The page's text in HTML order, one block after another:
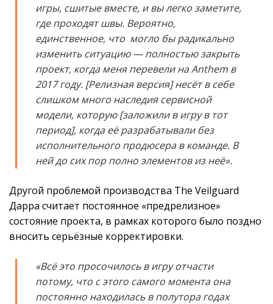
игры, сшитые вместе, и вы легко заметите,
где проходят швы. Вероятно,
единственное, что могло бы радикально
изменить ситуацию — полностью закрыть
проект, когда меня перевели на Anthem в
2017 году. [Релизная версия] несёт в себе
слишком много наследия сервисной
модели, которую [заложили в игру в тот
период], когда её разрабатывали без
исполнительного продюсера в команде. В
ней до сих пор полно элементов из неё».
Другой проблемой производства The Veilguard
Дарра считает постоянное «предрелизное»
состояние проекта, в рамках которого было поздно
вносить серьёзные корректировки.
«Всё это просочилось в игру отчасти
потому, что с этого самого момента она
постоянно находилась в полутора годах